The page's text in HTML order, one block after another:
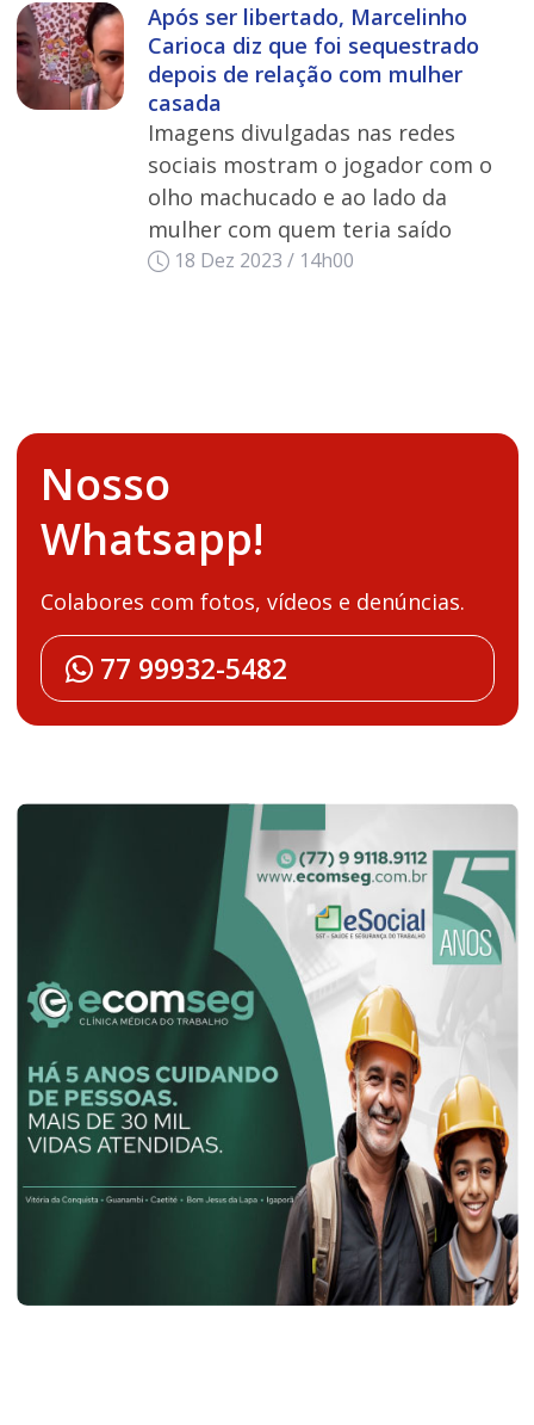
Após ser libertado, Marcelinho
Carioca diz que foi sequestrado
depois de relação com mulher
casada
Imagens divulgadas nas redes
sociais mostram o jogador com o
olho machucado e ao lado da
mulher com quem teria saído
18 Dez 2023 / 14h00
Nosso
Whatsapp!
Colabores com fotos, vídeos e denúncias.
77 99932-5482